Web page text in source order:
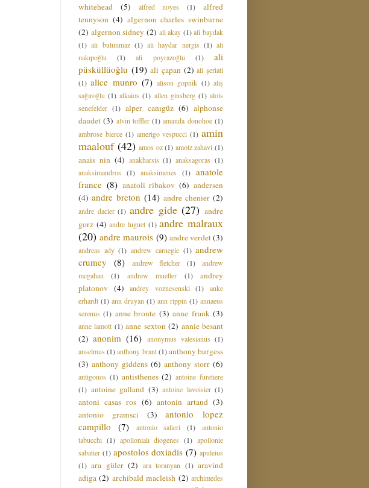
whitehead
(5) alfred noyes (1)
alfred
tennyson (4) algernon charles swinburne
(2) algernon sidney (2) ali akay (1) ali baydak
(1) ali bulunmaz (1) ali haydar nergis (1) ali
nakıpoğlu
(1) ali poyrazoğlu (1)
ali
püsküllüoğlu (19) ali çapan (2) ali şeriati
(1) alice munro (7) alison gopnik (1) aliş
sağıroğlu (1) alkaios (1) allen ginsberg (1) alois
senefelder (1) alper canıgüz (6) alphonse
daudet (3) alvin toffler (1) amanda donohoe (1)
ambrose bierce (1) amerigo vespucci (1) amin
maalouf (42) amos oz (1) amotz zahavi (1)
anais nin (4) anakharsis (1) anaksagoras (1)
anaksimandros
(1) anaksimenes (1) anatole
france (8) anatoli ribakov (6) andersen
(4) andre breton (14) andre chenier (2)
andre dacier (1) andre gide (27) andre
gorz (4) andre luguet (1) andre malraux
(20) andre maurois (9) andre verdet(3)
andreas ady (1) andrew carnegie (1) andrew
crumey
(8) andrew fletcher (1)
andrew
mcgahan
(1) andrew mueller (1)
andrey
platonov (4) andrey voznesenski (1)
anke
erhardt (1) ann druyan (1) ann rippin (1) annaeus
serenus (1) anne bronte (3) anne frank (3)
anne lamott (1) anne sexton (2) annie besant
(2) anonim (16) anonymus valesianus (1)
anselmus (1) anthony brant (1) anthony burgess
(3) anthony giddens (6) anthony storr (6)
antigonos (1) antisthenes (2) antoine furetiere
(1) antoine galland (3) antoine lavoisier (1)
antoni casas ros (6) antonin artaud (3)
antonio gramsci
(3)
antonio lopez
campillo
(7) antonio salieri (1)
antonio
tabucchi (1) apollonialı diogenes (1) apollonie
sabatier (1) apostolos doxiadis (7) apuleius
(1) ara güler (2) ara toranyan (1) aravind
adiga (2) archibald macleish (2) archimedes